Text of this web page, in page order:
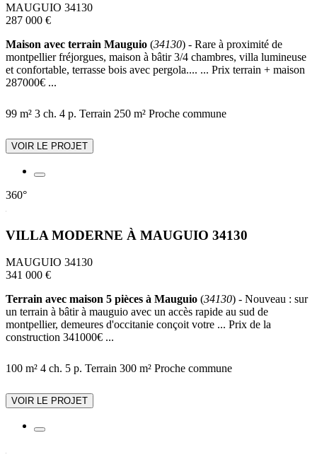
MAUGUIO 34130
287 000 €
Maison avec terrain Mauguio (34130) - Rare à proximité de
montpellier fréjorgues, maison à bâtir 3/4 chambres, villa lumineuse
et confortable, terrasse bois avec pergola.... ... Prix terrain + maison
287000€ ...
99 m² 3 ch. 4 p. Terrain 250 m² Proche commune
VOIR LE PROJET
360°
VILLA MODERNE À MAUGUIO 34130
MAUGUIO 34130
341 000 €
Terrain avec maison 5 pièces à Mauguio (34130) - Nouveau : sur
un terrain à bâtir à mauguio avec un accès rapide au sud de
montpellier, demeures d'occitanie conçoit votre ... Prix de la
construction 341000€ ...
100 m² 4 ch. 5 p. Terrain 300 m² Proche commune
VOIR LE PROJET